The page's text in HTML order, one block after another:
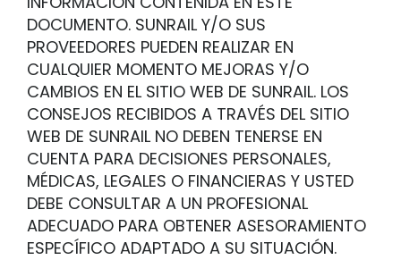
DOCUMENTO. SUNRAIL Y/O SUS
PROVEEDORES PUEDEN REALIZAR EN
CUALQUIER MOMENTO MEJORAS Y/O
CAMBIOS EN EL SITIO WEB DE SUNRAIL. LOS
CONSEJOS RECIBIDOS A TRAVÉS DEL SITIO
WEB DE SUNRAIL NO DEBEN TENERSE EN
CUENTA PARA DECISIONES PERSONALES,
MÉDICAS, LEGALES O FINANCIERAS Y USTED
DEBE CONSULTAR A UN PROFESIONAL
ADECUADO PARA OBTENER ASESORAMIENTO
ESPECÍFICO ADAPTADO A SU SITUACIÓN.